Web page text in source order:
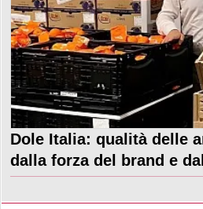
Dole Italia: qualità delle
dalla forza del brand e